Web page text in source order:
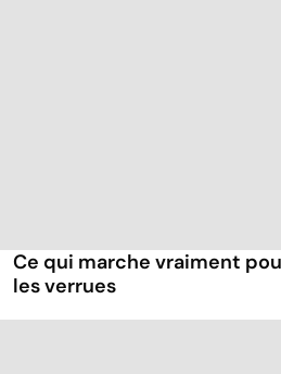
Ce qui marche vraiment
les verrues